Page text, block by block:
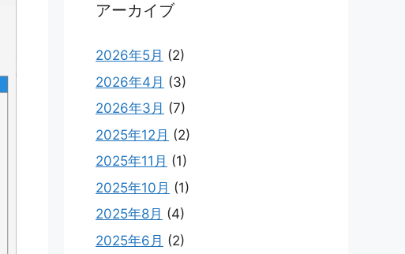
アーカイブ
2026年5月 (2)
2026年4月 (3)
2026年3月 (7)
2025年12月 (2)
2025年11月 (1)
2025年10月 (1)
2025年8月 (4)
2025年6月 (2)